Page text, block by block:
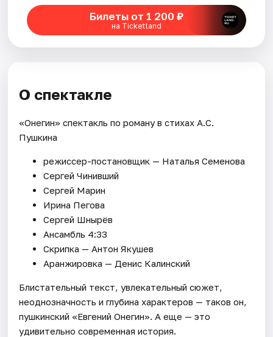
Билеты от 1 200 ₽
на Ticketland
О спектакле
«Онегин» спектакль по роману в стихах А.С.
Пушкина
режиссер-постановщик — Наталья Семенова
Сергей Чинивший
Сергей Марин
Ирина Пегова
Сергей Шнырёв
Ансамбль 4:33
Скрипка — Антон Якушев
Аранжировка — Денис Калинский
Блистательный текст, увлекательный сюжет,
неоднозначность и глубина характеров — таков он,
пушкинский «Евгений Онегин». А еще — это
удивительно современная история.